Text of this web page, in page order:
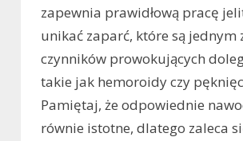
zapewnia prawidłową pracę
unikać zaparć, które są jednym
czynników prowokujących
takie jak hemoroidy czy
Pamiętaj, że odpowiednie
równie istotne, dlatego zaleca